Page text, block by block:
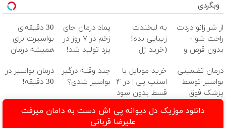
وبگردی
از شر زانو دردت
راحت شو -
بدون قرص و
به لبخندت
زیبایی بده!
(خرید ژل
دندان
با40%تخفیف)
پماد درمان جای
زخم در ۷ روز در
یزد تولید شد!
30 دقیقه‌ای
بواسیرت برای
همیشه درمان
درمان تضمینی
بواسیر توسط
پزشک فوق
تخصص بدون
بازگشت
خرید موبایل با
اسنپ پی | در ۴
قسط بدون سود
چند وقته درگیر
بواسیر شدی؟
درمان بواسیر در
30 دقیقه!
دانلود موزیک دل دیوانه پی اش دست به دامان میرفت
علیرضا قربانی